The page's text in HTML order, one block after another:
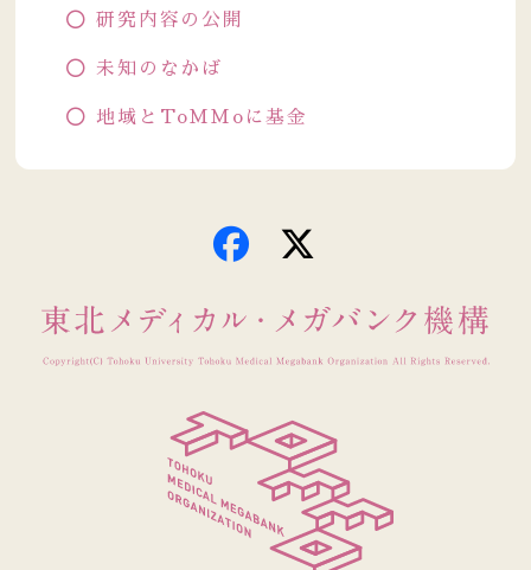
研究内容の公開
未知のなかば
地域とToMMoに基金